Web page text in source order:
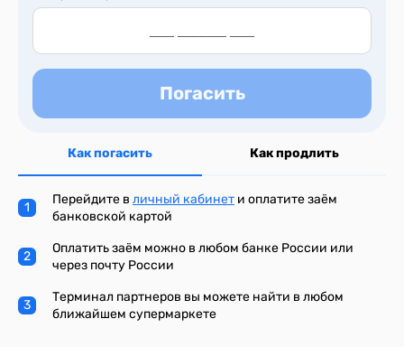
Погасить
Как погасить Как продлить
Перейдите в личный кабинет и оплатите заём
банковской картой
Оплатить заём можно в любом банке России или
через почту России
Терминал партнеров вы можете найти в любом
ближайшем супермаркете